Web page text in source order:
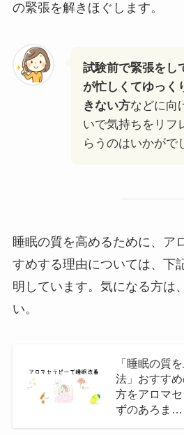
の緊張を解きほぐします。
試験前で緊張をし
が忙しくてゆっく
きない方などに向
いで気持ちをリフ
らうのはいかがで
睡眠の質を高めるために、ア
すめする理由については、下
明しています。気になる方は
い。
「睡眠の質
法」おすす
方をアロマ
ずのあろま…